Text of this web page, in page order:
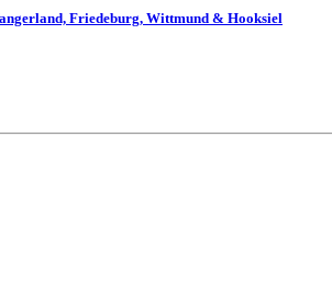
Friedeburg, Wittmund & Hooksiel